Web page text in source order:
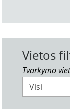
Vietos
Tvarkymo
Visi